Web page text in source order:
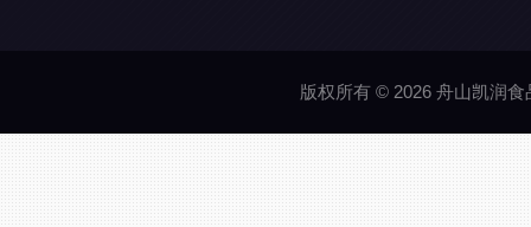
版权所有 © 2026 舟山凯润